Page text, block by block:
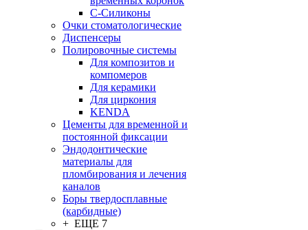
С-Силиконы
Очки стоматологические
Диспенсеры
Полировочные системы
Для композитов и
компомеров
Для керамики
Для циркония
KENDA
Цементы для временной и
постоянной фиксации
Эндодонтические
материалы для
пломбирования и лечения
каналов
Боры твердосплавные
(карбидные)
+ ЕЩЕ 7